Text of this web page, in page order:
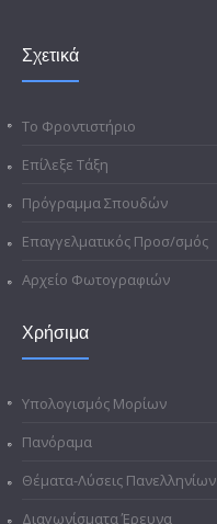
Σχετικά
Το Φροντιστήριο
Επίλεξε Τάξη
Πρόγραμμα Σπουδών
Επαγγελματικός Προσ/σμός
Αρχείο Φωτογραφιών
Χρήσιμα
Υπολογισμός Μορίων
Πανόραμα
Θέματα-Λύσεις Πανελληνίων
Διαγωνίσματα Έρευνα